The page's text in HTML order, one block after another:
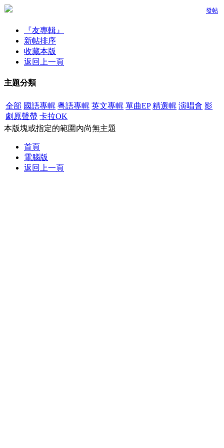
發帖
『友專輯』
新帖排序
收藏本版
返回上一頁
主題分類
全部 國語專輯 粵語專輯 英文專輯 單曲EP 精選輯 演唱會 影
劇原聲帶 卡拉OK
本版塊或指定的範圍內尚無主題
首頁
電腦版
返回上一頁